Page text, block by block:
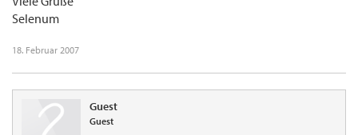
Selenum
18. Februar 2007
Guest
Guest